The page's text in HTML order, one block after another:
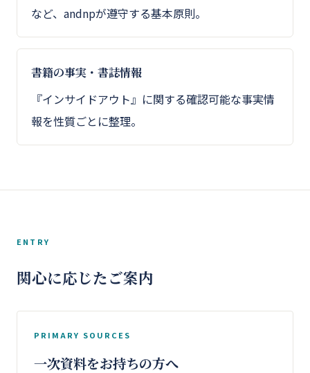
など、andnpが遵守する基本原則。
書籍の事実・書誌情報
『インサイドアウト』に関する確認可能な事実情
報を性質ごとに整理。
ENTRY
関心に応じたご案内
PRIMARY SOURCES
一次資料をお持ちの方へ